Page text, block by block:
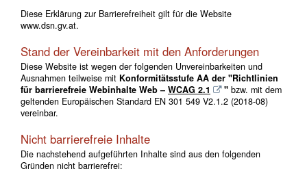
Diese Erklärung zur Barrierefreiheit gilt für die Website
www.dsn.gv.at.
Stand der Vereinbarkeit mit den Anforderungen
Diese Website ist wegen der folgenden Unvereinbarkeiten und
Ausnahmen teilweise mit Konformitätsstufe AA der "Richtlinien
für barrierefreie Webinhalte Web – WCAG 2.1 " bzw. mit dem
geltenden Europäischen Standard EN 301 549 V2.1.2 (2018-08)
vereinbar.
Nicht barrierefreie Inhalte
Die nachstehend aufgeführten Inhalte sind aus den folgenden
Gründen nicht barrierefrei: